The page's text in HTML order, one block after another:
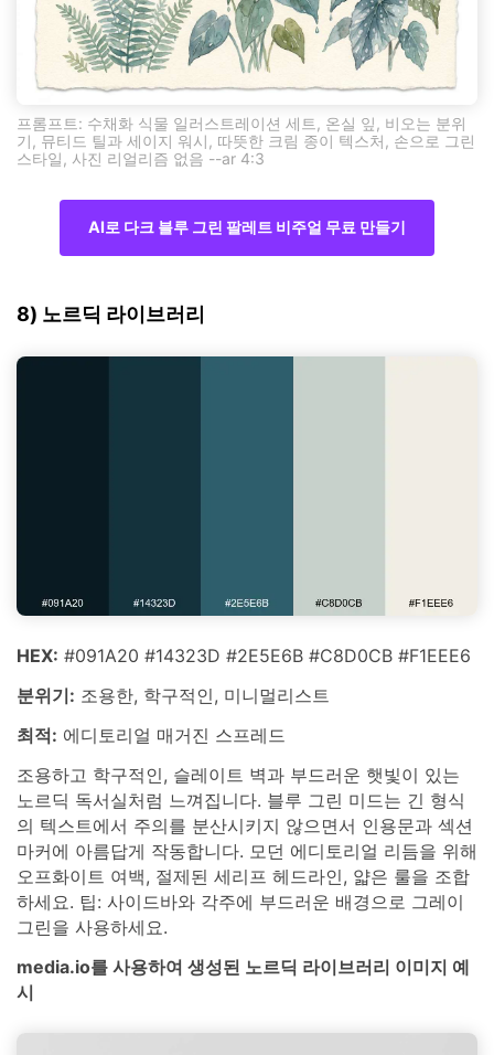
프롬프트: 수채화 식물 일러스트레이션 세트, 온실 잎, 비오는 분위
기, 뮤티드 틸과 세이지 워시, 따뜻한 크림 종이 텍스처, 손으로 그린
스타일, 사진 리얼리즘 없음 --ar 4:3
AI로 다크 블루 그린 팔레트 비주얼 무료 만들기
8) 노르딕 라이브러리
HEX: #091A20 #14323D #2E5E6B #C8D0CB #F1EEE6
분위기: 조용한, 학구적인, 미니멀리스트
최적: 에디토리얼 매거진 스프레드
조용하고 학구적인, 슬레이트 벽과 부드러운 햇빛이 있는
노르딕 독서실처럼 느껴집니다. 블루 그린 미드는 긴 형식
의 텍스트에서 주의를 분산시키지 않으면서 인용문과 섹션
마커에 아름답게 작동합니다. 모던 에디토리얼 리듬을 위해
오프화이트 여백, 절제된 세리프 헤드라인, 얇은 룰을 조합
하세요. 팁: 사이드바와 각주에 부드러운 배경으로 그레이
그린을 사용하세요.
media.io를 사용하여 생성된 노르딕 라이브러리 이미지 예
시